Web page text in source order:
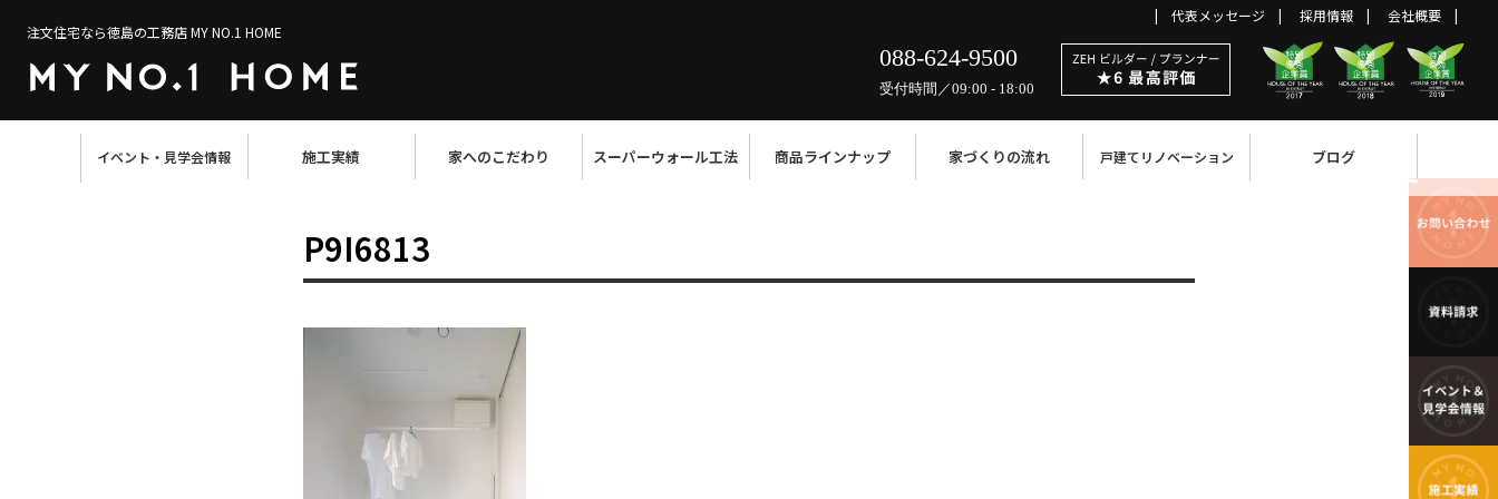
注文住宅なら徳島の工務店 MY NO.1 HOME
088-624-9500
受付時間／09:00 - 18:00
代表メッセージ 採用情報 会社概要
イベント・見学会情報 施工実績 家へのこだわり スーパーウォール工法 商品ラインナップ 家づくりの流れ 戸建てリノベーション ブログ
P9I6813